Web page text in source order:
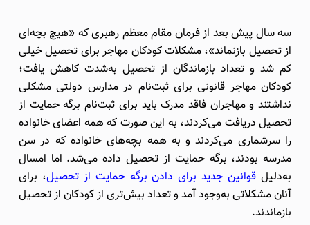
سه سال پیش بعد از فرمان مقام معظم رهبری که «هیچ بچه‌ای
از تحصیل بازنماند»، مشکلات کودکان مهاجر برای تحصیل خیلی
کم شد و تعداد بازماندگان از تحصیل به‌شدت کاهش یافت؛
کودکان مهاجر قانونی برای ثبت‌نام در مدارس دولتی مشکلی
نداشتند و مهاجران فاقد مدرک باید برای ثبت‌نام برگه حمایت از
تحصیل دریافت می‌کردند، به این صورت که همه اعضای خانواده
را سرشماری می‌کردند و به همه بچه‌های خانواده که در سن
مدرسه بودند، برگه حمایت از تحصیل داده می‌شد. اما امسال
به‌دلیل قوانین جدید برای دادن برگه حمایت از تحصیل، برای
آنان مشکلاتی به‌وجود آمد و تعداد بیش‌تری از کودکان از تحصیل
بازماندند.